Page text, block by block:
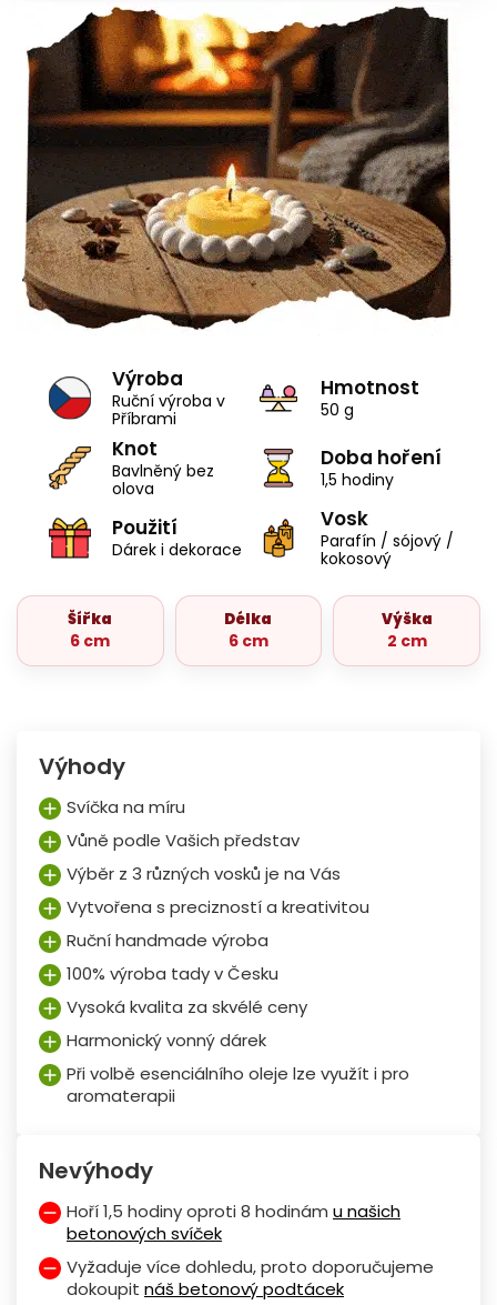
Výroba
Ruční výroba v
Příbrami
Hmotnost
50 g
Knot
Bavlněný bez
olova
Doba hoření
1,5 hodiny
Použití
Dárek i dekorace
Vosk
Parafín / sójový /
kokosový
Šířka
6 cm
Délka
6 cm
Výška
2 cm
Výhody
Svíčka na míru
Vůně podle Vašich představ
Výběr z 3 různých vosků je na Vás
Vytvořena s precizností a kreativitou
Ruční handmade výroba
100% výroba tady v Česku
Vysoká kvalita za skvélé ceny
Harmonický vonný dárek
Při volbě esenciálního oleje lze využít i pro
aromaterapii
Nevýhody
Hoří 1,5 hodiny oproti 8 hodinám u našich
betonových svíček
Vyžaduje více dohledu, proto doporučujeme
dokoupit náš betonový podtácek